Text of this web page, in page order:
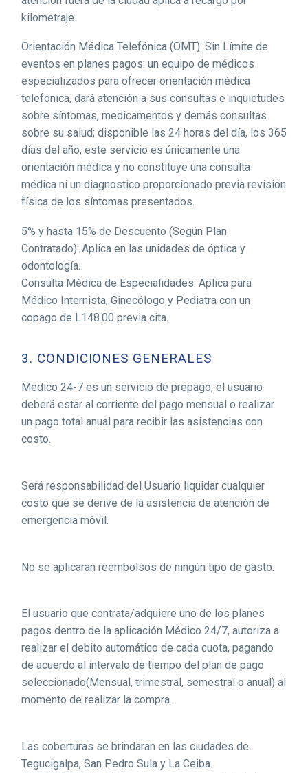
kilometraje.
Orientación Médica Telefónica (OMT): Sin Límite de
eventos en planes pagos: un equipo de médicos
especializados para ofrecer orientación médica
telefónica, dará atención a sus consultas e inquietudes
sobre síntomas, medicamentos y demás consultas
sobre su salud; disponible las 24 horas del día, los 365
días del año, este servicio es únicamente una
orientación médica y no constituye una consulta
médica ni un diagnostico proporcionado previa revisión
física de los síntomas presentados.
5% y hasta 15% de Descuento (Según Plan
Contratado): Aplica en las unidades de óptica y
odontología.
Consulta Médica de Especialidades: Aplica para
Médico Internista, Ginecólogo y Pediatra con un
copago de L148.00 previa cita.
3. CONDICIONES GENERALES
Medico 24-7 es un servicio de prepago, el usuario
deberá estar al corriente del pago mensual o realizar
un pago total anual para recibir las asistencias con
costo.
Será responsabilidad del Usuario liquidar cualquier
costo que se derive de la asistencia de atención de
emergencia móvil.
No se aplicaran reembolsos de ningún tipo de gasto.
El usuario que contrata/adquiere uno de los planes
pagos dentro de la aplicación Médico 24/7, autoriza a
realizar el debito automático de cada cuota, pagando
de acuerdo al intervalo de tiempo del plan de pago
seleccionado(Mensual, trimestral, semestral o anual) al
momento de realizar la compra.
Las coberturas se brindaran en las ciudades de
Tegucigalpa, San Pedro Sula y La Ceiba.